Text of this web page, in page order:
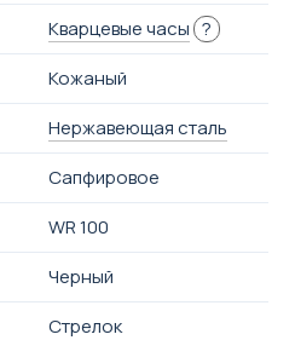
Кварцевые часы ?
Кожаный
Нержавеющая сталь
Сапфировое
WR 100
Черный
Стрелок